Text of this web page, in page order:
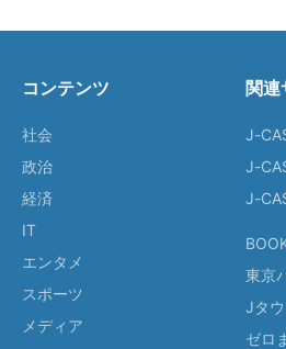
コンテンツ
社会
政治
経済
IT
エンタメ
スポーツ
メディア
関連
J-
J-
J-
東京
Jタ
ゼロ